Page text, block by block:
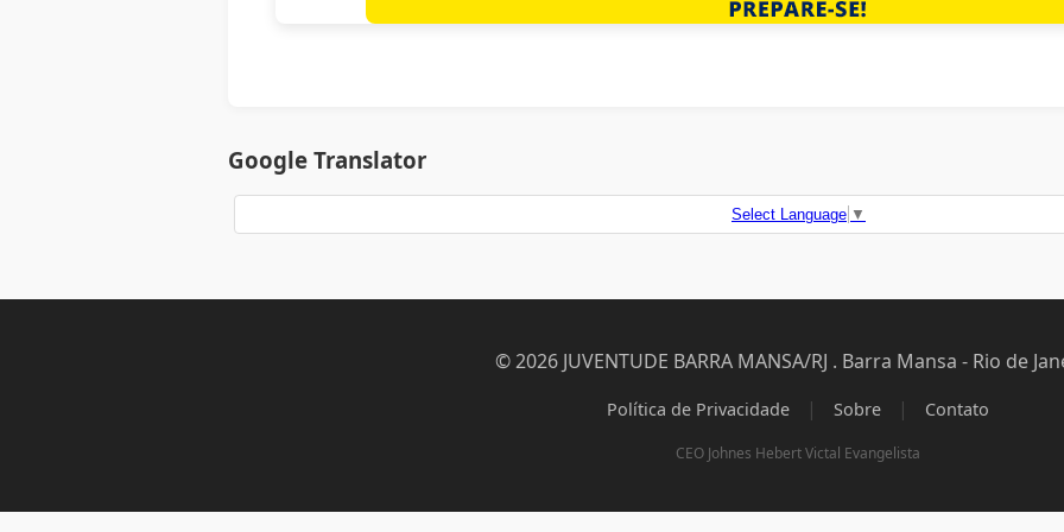
Google Translator
Select Language ▼
© 2026 JUVENTUDE BARRA MANSA/RJ . Barra Mansa - Rio de
Política de Privacidade | Sobre | Contato
CEO Johnes Hebert Victal Evangelista